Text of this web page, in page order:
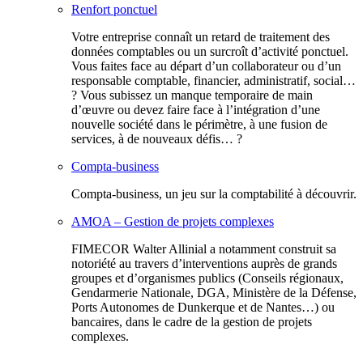
Renfort ponctuel
Votre entreprise connaît un retard de traitement des
données comptables ou un surcroît d’activité ponctuel.
Vous faites face au départ d’un collaborateur ou d’un
responsable comptable, financier, administratif, social…
? Vous subissez un manque temporaire de main
d’œuvre ou devez faire face à l’intégration d’une
nouvelle société dans le périmètre, à une fusion de
services, à de nouveaux défis… ?
Compta-business
Compta-business, un jeu sur la comptabilité à découvrir.
AMOA – Gestion de projets complexes
FIMECOR Walter Allinial a notamment construit sa
notoriété au travers d’interventions auprès de grands
groupes et d’organismes publics (Conseils régionaux,
Gendarmerie Nationale, DGA, Ministère de la Défense,
Ports Autonomes de Dunkerque et de Nantes…) ou
bancaires, dans le cadre de la gestion de projets
complexes.